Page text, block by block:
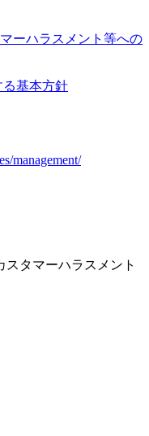
ーハラスメント等への
る基本方針
management/
スタマーハラスメント